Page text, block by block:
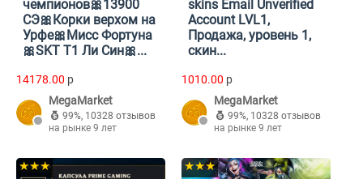
чемпионов🎀13900
СЭ🎀Корки верхом на
Урфе🎀Мисс Фортуна
🎀SKT T1 Ли Син🎀...
14178.00 p
MegaMarket
99%, 10328 отзывов
на рынке 9 лет
skins Email Unverified
Account LVL1,
Продажа, уровень 1,
скин...
1010.00 p
MegaMarket
99%, 10328 отзывов
на рынке 9 лет
★★★ ★★★